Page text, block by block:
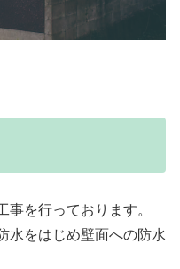
事を行っております。
水をはじめ壁面への防水